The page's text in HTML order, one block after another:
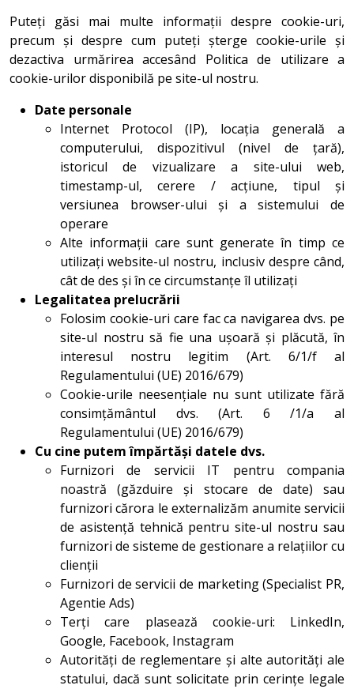
Puteți găsi mai multe informații despre cookie-uri,
precum și despre cum puteți șterge cookie-urile și
dezactiva urmărirea accesând Politica de utilizare a
cookie-urilor disponibilă pe site-ul nostru.
Date personale
Internet Protocol (IP), locația generală a
computerului, dispozitivul (nivel de țară),
istoricul de vizualizare a site-ului web,
timestamp-ul, cerere / acțiune, tipul și
versiunea browser-ului și a sistemului de
operare
Alte informații care sunt generate în timp ce
utilizați website-ul nostru, inclusiv despre când,
cât de des și în ce circumstanțe îl utilizați
Legalitatea prelucrării
Folosim cookie-uri care fac ca navigarea dvs. pe
site-ul nostru să fie una ușoară și plăcută, în
interesul nostru legitim (Art. 6/1/f al
Regulamentului (UE) 2016/679)
Cookie-urile neesențiale nu sunt utilizate fără
consimțământul dvs. (Art. 6 /1/a al
Regulamentului (UE) 2016/679)
Cu cine putem împărtăși datele dvs.
Furnizori de servicii IT pentru compania
noastră (găzduire și stocare de date) sau
furnizori cărora le externalizăm anumite servicii
de asistență tehnică pentru site-ul nostru sau
furnizori de sisteme de gestionare a relațiilor cu
clienții
Furnizori de servicii de marketing (Specialist PR,
Agentie Ads)
Terți care plasează cookie-uri: LinkedIn,
Google, Facebook, Instagram
Autorități de reglementare și alte autorități ale
statului, dacă sunt solicitate prin cerințe legale